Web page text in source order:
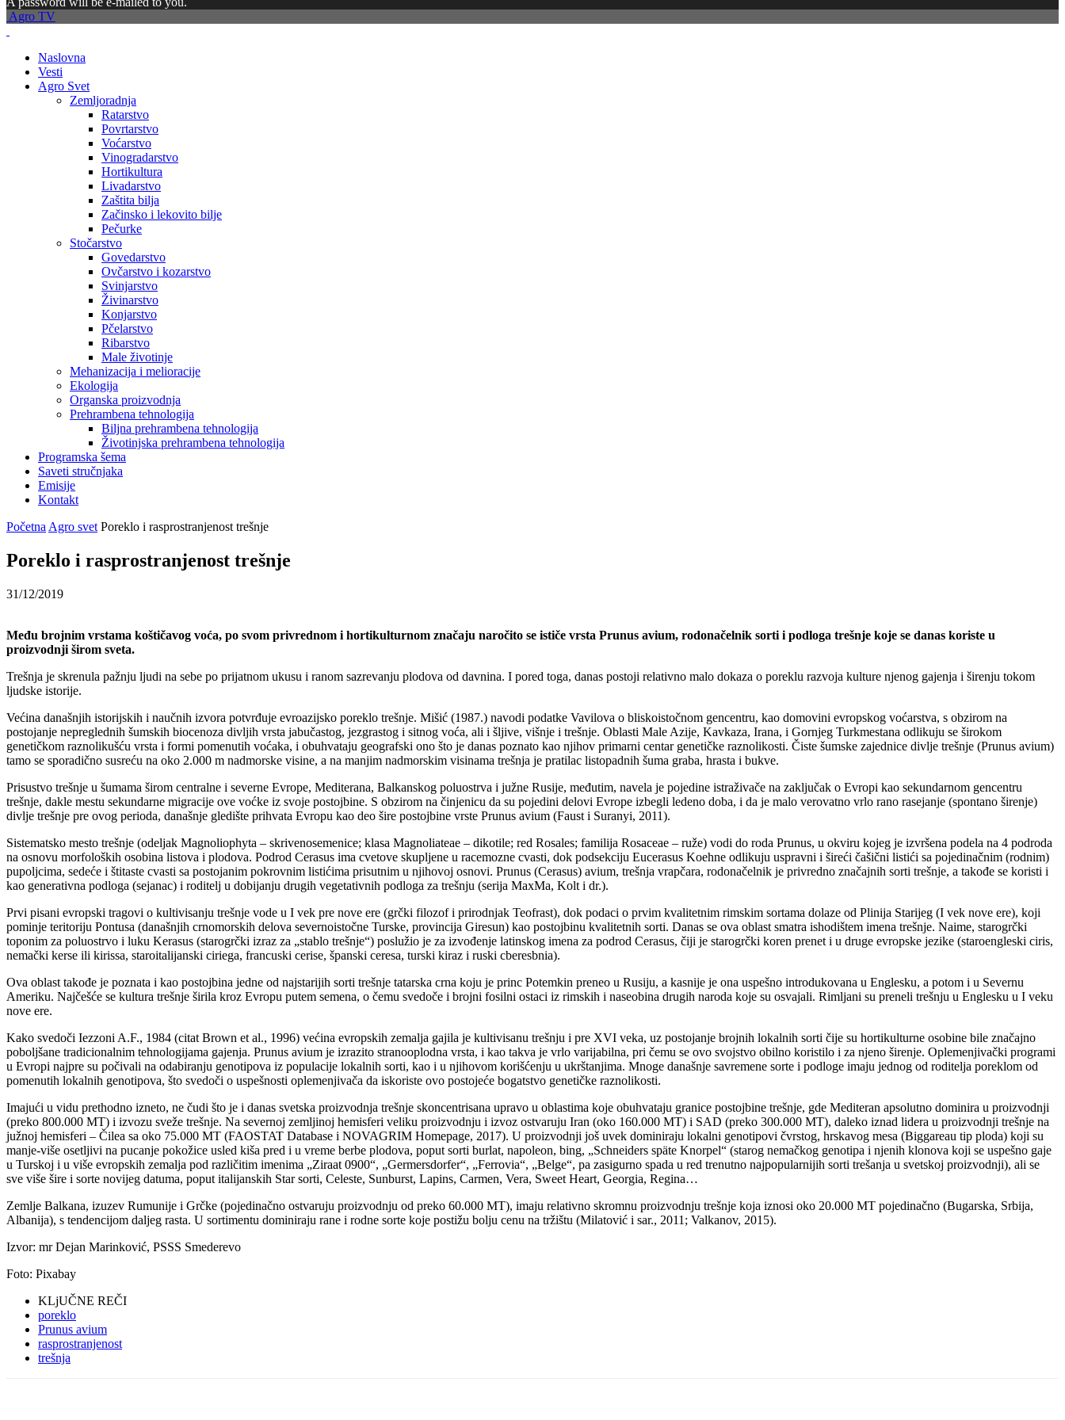
Agro TV
Naslovna
Vesti
Agro Svet
Zemljoradnja
Ratarstvo
Povrtarstvo
Voćarstvo
Vinogradarstvo
Hortikultura
Livadarstvo
Zaštita bilja
Začinsko i lekovito bilje
Pečurke
Stočarstvo
Govedarstvo
Ovčarstvo i kozarstvo
Svinjarstvo
Živinarstvo
Konjarstvo
Pčelarstvo
Ribarstvo
Male životinje
Mehanizacija i melioracije
Ekologija
Organska proizvodnja
Prehrambena tehnologija
Biljna prehrambena tehnologija
Životinjska prehrambena tehnologija
Programska šema
Saveti stručnjaka
Emisije
Kontakt
Početna Agro svet Poreklo i rasprostranjenost trešnje
Poreklo i rasprostranjenost trešnje
31/12/2019
Među brojnim vrstama koštičavog voća, po svom privrednom i hortikulturnom značaju naročito se ističe vrsta Prunus avium, rodonačelnik sorti i podloga trešnje koje se danas koriste u
proizvodnji širom sveta.
Trešnja je skrenula pažnju ljudi na sebe po prijatnom ukusu i ranom sazrevanju plodova od davnina. I pored toga, danas postoji relativno malo dokaza o poreklu razvoja kulture njenog gajenja i širenju tokom
ljudske istorije.
Većina današnjih istorijskih i naučnih izvora potvrđuje evroazijsko poreklo trešnje. Mišić (1987.) navodi podatke Vavilova o bliskoistočnom gencentru, kao domovini evropskog voćarstva, s obzirom na
postojanje nepreglednih šumskih biocenoza divljih vrsta jabučastog, jezgrastog i sitnog voća, ali i šljive, višnje i trešnje. Oblasti Male Azije, Kavkaza, Irana, i Gornjeg Turkmestana odlikuju se širokom
genetičkom raznolikušću vrsta i formi pomenutih voćaka, i obuhvataju geografski ono što je danas poznato kao njihov primarni centar genetičke raznolikosti. Čiste šumske zajednice divlje trešnje (Prunus avium)
tamo se sporadično susreću na oko 2.000 m nadmorske visine, a na manjim nadmorskim visinama trešnja je pratilac listopadnih šuma graba, hrasta i bukve.
Prisustvo trešnje u šumama širom centralne i severne Evrope, Mediterana, Balkanskog poluostrva i južne Rusije, međutim, navela je pojedine istraživače na zaključak o Evropi kao sekundarnom gencentru
trešnje, dakle mestu sekundarne migracije ove voćke iz svoje postojbine. S obzirom na činjenicu da su pojedini delovi Evrope izbegli ledeno doba, i da je malo verovatno vrlo rano rasejanje (spontano širenje)
divlje trešnje pre ovog perioda, današnje gledište prihvata Evropu kao deo šire postojbine vrste Prunus avium (Faust i Suranyi, 2011).
Sistematsko mesto trešnje (odeljak Magnoliophyta – skrivenosemenice; klasa Magnoliateae – dikotile; red Rosales; familija Rosaceae – ruže) vodi do roda Prunus, u okviru kojeg je izvršena podela na 4 podroda
na osnovu morfoloških osobina listova i plodova. Podrod Cerasus ima cvetove skupljene u racemozne cvasti, dok podsekciju Eucerasus Koehne odlikuju uspravni i šireći čašični listići sa pojedinačnim (rodnim)
pupoljcima, sedeće i štitaste cvasti sa postojanim pokrovnim listićima prisutnim u njihovoj osnovi. Prunus (Cerasus) avium, trešnja vrapčara, rodonačelnik je privredno značajnih sorti trešnje, a takođe se koristi i
kao generativna podloga (sejanac) i roditelj u dobijanju drugih vegetativnih podloga za trešnju (serija MaxMa, Kolt i dr.).
Prvi pisani evropski tragovi o kultivisanju trešnje vode u I vek pre nove ere (grčki filozof i prirodnjak Teofrast), dok podaci o prvim kvalitetnim rimskim sortama dolaze od Plinija Starijeg (I vek nove ere), koji
pominje teritoriju Pontusa (današnjih crnomorskih delova severnoistočne Turske, provincija Giresun) kao postojbinu kvalitetnih sorti. Danas se ova oblast smatra ishodištem imena trešnje. Naime, starogrčki
toponim za poluostrvo i luku Kerasus (starogrčki izraz za „stablo trešnje“) poslužio je za izvođenje latinskog imena za podrod Cerasus, čiji je starogrčki koren prenet i u druge evropske jezike (staroengleski ciris,
nemački kerse ili kirissa, staroitalijanski ciriega, francuski cerise, španski ceresa, turski kiraz i ruski cberesbnia).
Ova oblast takođe je poznata i kao postojbina jedne od najstarijih sorti trešnje tatarska crna koju je princ Potemkin preneo u Rusiju, a kasnije je ona uspešno introdukovana u Englesku, a potom i u Severnu
Ameriku. Najčešće se kultura trešnje širila kroz Evropu putem semena, o čemu svedoče i brojni fosilni ostaci iz rimskih i naseobina drugih naroda koje su osvajali. Rimljani su preneli trešnju u Englesku u I veku
nove ere.
Kako svedoči Iezzoni A.F., 1984 (citat Brown et al., 1996) većina evropskih zemalja gajila je kultivisanu trešnju i pre XVI veka, uz postojanje brojnih lokalnih sorti čije su hortikulturne osobine bile značajno
poboljšane tradicionalnim tehnologijama gajenja. Prunus avium je izrazito stranooplodna vrsta, i kao takva je vrlo varijabilna, pri čemu se ovo svojstvo obilno koristilo i za njeno širenje. Oplemenjivački programi
u Evropi najpre su počivali na odabiranju genotipova iz populacije lokalnih sorti, kao i u njihovom korišćenju u ukrštanjima. Mnoge današnje savremene sorte i podloge imaju jednog od roditelja poreklom od
pomenutih lokalnih genotipova, što svedoči o uspešnosti oplemenjivača da iskoriste ovo postojeće bogatstvo genetičke raznolikosti.
Imajući u vidu prethodno izneto, ne čudi što je i danas svetska proizvodnja trešnje skoncentrisana upravo u oblastima koje obuhvataju granice postojbine trešnje, gde Mediteran apsolutno dominira u proizvodnji
(preko 800.000 MT) i izvozu sveže trešnje. Na severnoj zemljinoj hemisferi veliku proizvodnju i izvoz ostvaruju Iran (oko 160.000 MT) i SAD (preko 300.000 MT), daleko iznad lidera u proizvodnji trešnje na
južnoj hemisferi – Čilea sa oko 75.000 MT (FAOSTAT Database i NOVAGRIM Homepage, 2017). U proizvodnji još uvek dominiraju lokalni genotipovi čvrstog, hrskavog mesa (Biggareau tip ploda) koji su
manje-više osetljivi na pucanje pokožice usled kiša pred i u vreme berbe plodova, poput sorti burlat, napoleon, bing, „Schneiders späte Knorpel“ (starog nemačkog genotipa i njenih klonova koji se uspešno gaje
u Turskoj i u više evropskih zemalja pod različitim imenima „Ziraat 0900“, „Germersdorfer“, „Ferrovia“, „Belge“, pa zasigurno spada u red trenutno najpopularnijih sorti trešanja u svetskoj proizvodnji), ali se
sve više šire i sorte novijeg datuma, poput italijanskih Star sorti, Celeste, Sunburst, Lapins, Carmen, Vera, Sweet Heart, Georgia, Regina…
Zemlje Balkana, izuzev Rumunije i Grčke (pojedinačno ostvaruju proizvodnju od preko 60.000 MT), imaju relativno skromnu proizvodnju trešnje koja iznosi oko 20.000 MT pojedinačno (Bugarska, Srbija,
Albanija), s tendencijom daljeg rasta. U sortimentu dominiraju rane i rodne sorte koje postižu bolju cenu na tržištu (Milatović i sar., 2011; Valkanov, 2015).
Izvor: mr Dejan Marinković, PSSS Smederevo
Foto: Pixabay
KLjUČNE REČI
poreklo
Prunus avium
rasprostranjenost
trešnja